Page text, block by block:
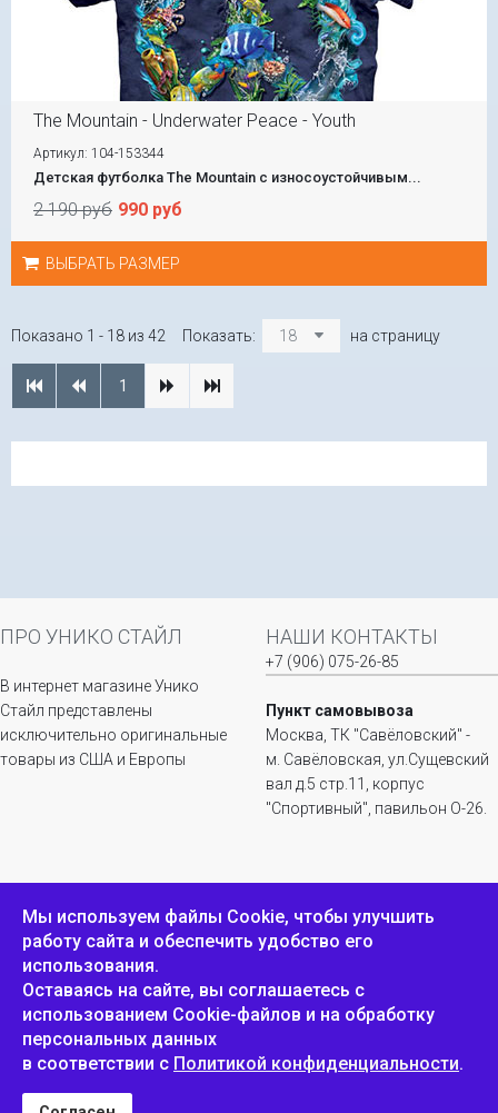
The Mountain - Underwater Peace - Youth
Артикул: 104-153344
Детская футболка The Mountain с износоустойчивым...
2 190 руб 990 руб
ВЫБРАТЬ РАЗМЕР
Показано 1 - 18 из 42 Показать: 18 на страницу
1
ПРО УНИКО СТАЙЛ
В интернет магазине Унико
Стайл представлены
исключительно оригинальные
товары из США и Европы
НАШИ КОНТАКТЫ
+7 (906) 075-26-85
Пункт самовывоза
Москва, ТК "Савёловский" -
м. Савёловская, ул.Сущевский
вал д.5 стр.11, корпус
"Спортивный", павильон О-26.
ИНФОРМАЦИЯ
Положение о
конфиденциальности и
защите персональных
данных
ОБРАТНАЯ СВЯЗЬ
Пожаловаться
Мы используем файлы Сookie, чтобы улучшить
работу сайта и обеспечить удобство его
использования.
Оставаясь на сайте, вы соглашаетесь с
использованием Cookie-файлов и на обработку
персональных данных
в соответствии с Политикой конфиденциальности.